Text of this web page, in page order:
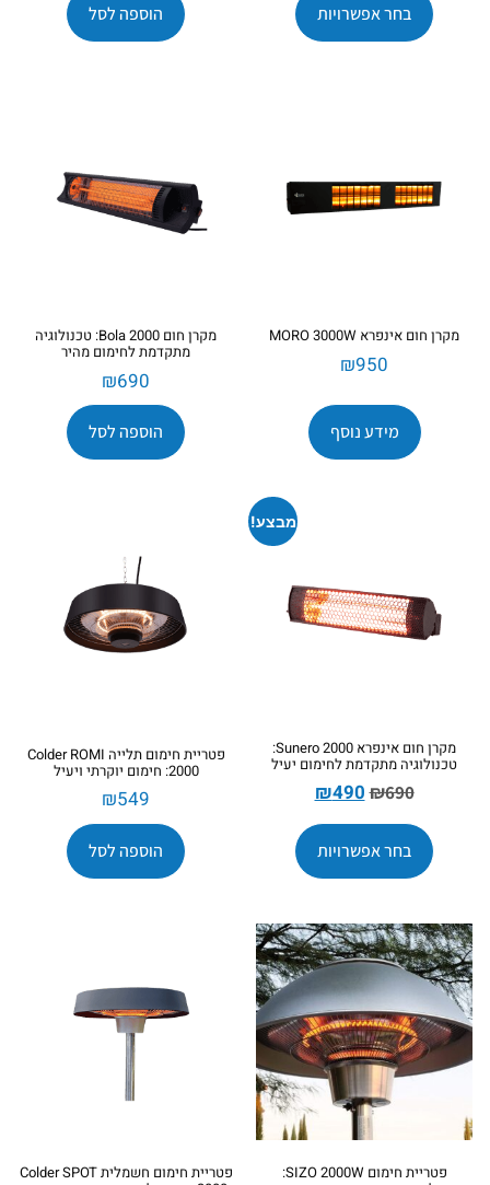
בחר אפשרויות הוספה לסל
מקרן חום אינפרא MORO 3000W
₪950
מידע נוסף
מקרן חום Bola 2000: טכנולוגיה
מתקדמת לחימום מהיר
₪690
הוספה לסל
מבצע!
מקרן חום אינפרא Sunero 2000:
טכנולוגיה מתקדמת לחימום יעיל
₪690
₪490
בחר אפשרויות
פטריית חימום תלייה Colder ROMI
2000: חימום יוקרתי ויעיל
₪549
הוספה לסל
פטריית חימום SIZO 2000W: פטריית חימום חשמלית Colder SPOT